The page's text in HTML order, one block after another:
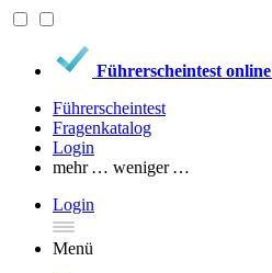
Führerscheintest online
Führerscheintest
Fragenkatalog
Login
mehr … weniger …
Login
Menü